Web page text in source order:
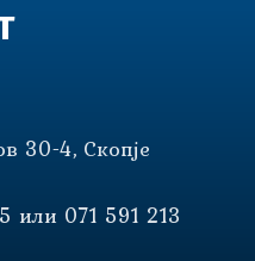
30-4, Скопје
071 591 213